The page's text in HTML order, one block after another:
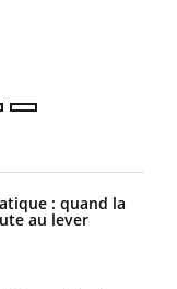
: quand la
au lever